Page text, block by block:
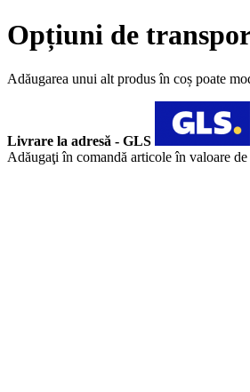
Opțiuni de
Adăugarea unui alt produs în coș poate
Livrare la adresă - GLS
Adăugaţi în comandă articole în valoare de